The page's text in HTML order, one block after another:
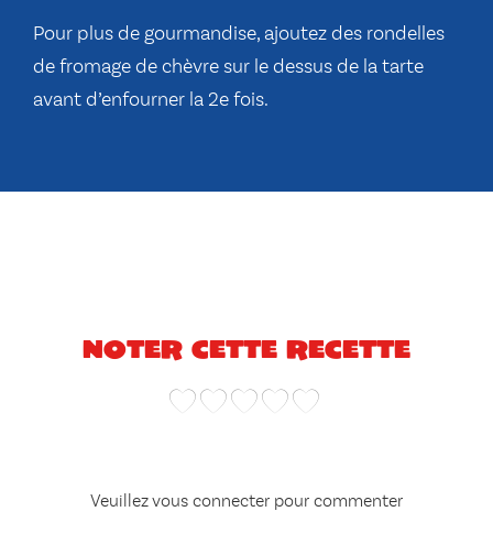
Pour plus de gourmandise, ajoutez des rondelles
de fromage de chèvre sur le dessus de la tarte
avant d’enfourner la 2e fois.
Noter cette recette
Veuillez vous connecter pour commenter